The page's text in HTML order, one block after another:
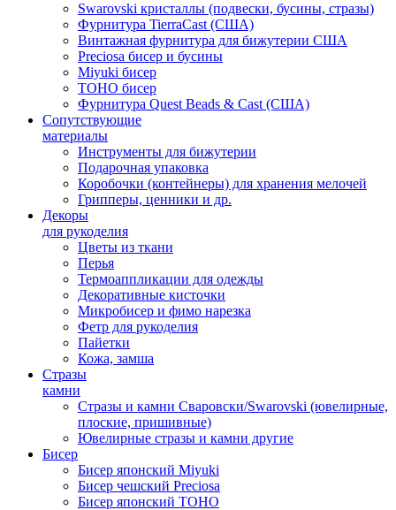
Swarovski кристаллы (подвески, бусины, стразы)
Фурнитура TierraCast (США)
Винтажная фурнитура для бижутерии США
Preciosa бисер и бусины
Miyuki бисер
TOHO бисер
Фурнитура Quest Beads & Cast (США)
Сопутствующие
материалы
Инструменты для бижутерии
Подарочная упаковка
Коробочки (контейнеры) для хранения мелочей
Грипперы, ценники и др.
Декоры
для рукоделия
Цветы из ткани
Перья
Термоаппликации для одежды
Декоративные кисточки
Микробисер и фимо нарезка
Фетр для рукоделия
Пайетки
Кожа, замша
Стразы
камни
Стразы и камни Сваровски/Swarovski (ювелирные,
плоские, пришивные)
Ювелирные стразы и камни другие
Бисер
Бисер японский Miyuki
Бисер чешский Preciosa
Бисер японский TOHO